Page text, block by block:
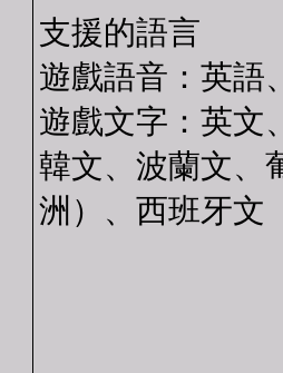
支援的語言
遊戲語音：英語
遊戲文字：英文
韓文、波蘭文、
洲）、西班牙文